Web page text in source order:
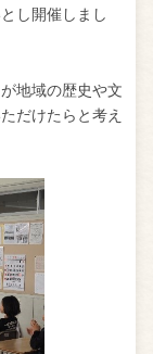
し開催しまし
地域の歴史や文
だけたらと考え